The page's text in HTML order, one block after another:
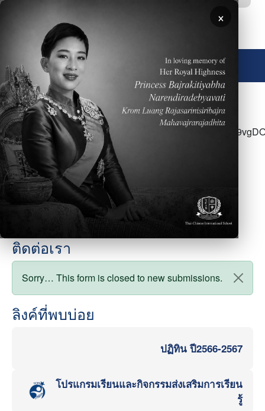
ข้ามไปยังเนื้อหาหลัก
🌐 ประเทศไทย
<p>Click <a
href="https://docs.google.com/document/d/
NxgYUDq9S3s-vWmsoire9SUyYPh7I8/edit?
usp=sharing">here</a> for the week of April
17&nbsp;- Parent Newsletter</p>
ติดต่อเรา
สถานะข้อความ
Sorry… This form is closed to new submissions.
ลิงค์ที่พบบ่อย
ปฏิทิน ปี2566-2567
โปรแกรมเรียนและกิจกรรมส่งเสริมการเรียน
รู้
×